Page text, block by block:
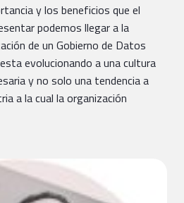
y los beneficios que el
podemos llegar a la
de un Gobierno de Datos
evolucionando a una cultura
y no solo una tendencia a
a la cual la organización